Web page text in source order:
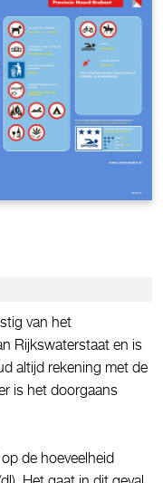
van het
Rijkswaterstaat en is
altijd rekening met de
is het doorgaans
de hoeveelheid